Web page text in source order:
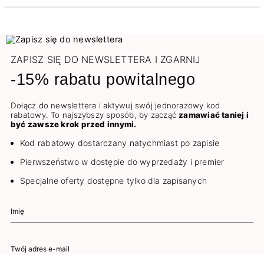
ZAPISZ SIĘ DO NEWSLETTERA I ZGARNIJ
-15% rabatu powitalnego
Dołącz do newslettera i aktywuj swój jednorazowy kod
rabatowy. To najszybszy sposób, by zacząćzamawiać taniej i
być zawsze krok przed innymi.
Kod rabatowy dostarczany natychmiast po zapisie
Pierwszeństwo w dostępie do wyprzedaży i premier
Specjalne oferty dostępne tylko dla zapisanych